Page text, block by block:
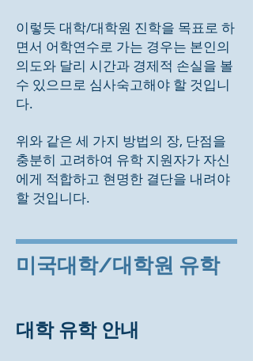
이렇듯 대학/대학원 진학을 목표로 하
면서 어학연수로 가는 경우는 본인의
의도와 달리 시간과 경제적 손실을 볼
수 있으므로 심사숙고해야 할 것입니
다.
위와 같은 세 가지 방법의 장, 단점을
충분히 고려하여 유학 지원자가 자신
에게 적합하고 현명한 결단을 내려야
할 것입니다.
미국대학/대학원 유학
대학 유학 안내